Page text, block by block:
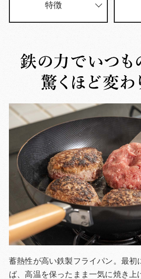
特徴
蓄熱性が高い鉄製フライパン。最初
ば、高温を保ったまま一気に焼き上